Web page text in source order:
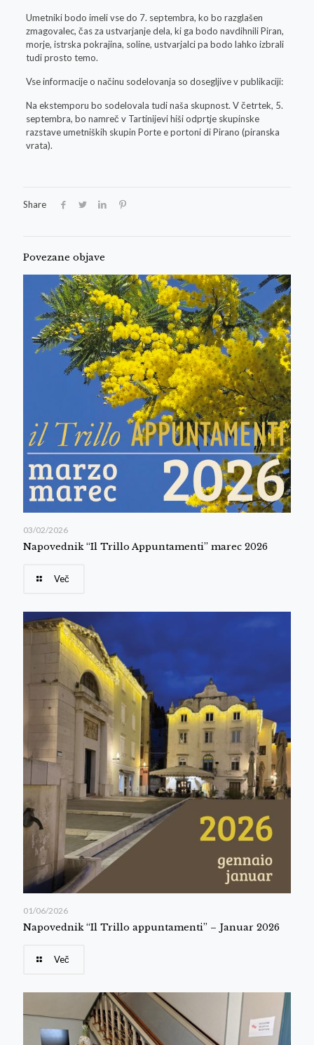
Umetniki bodo imeli vse do 7. septembra, ko bo razglašen
zmagovalec, čas za ustvarjanje dela, ki ga bodo navdihnili Piran,
morje, istrska pokrajina, soline, ustvarjalci pa bodo lahko izbrali
tudi prosto temo.
Vse informacije o načinu sodelovanja so dosegljive v publikaciji:
Na ekstemporu bo sodelovala tudi naša skupnost. V četrtek, 5.
septembra, bo namreč v Tartinijevi hiši odprtje skupinske
razstave umetniških skupin Porte e portoni di Pirano (piranska
vrata).
Share
Povezane objave
03/02/2026
Napovednik “Il Trillo Appuntamenti” marec 2026
Več
01/06/2026
Napovednik “Il Trillo appuntamenti” – Januar 2026
Več